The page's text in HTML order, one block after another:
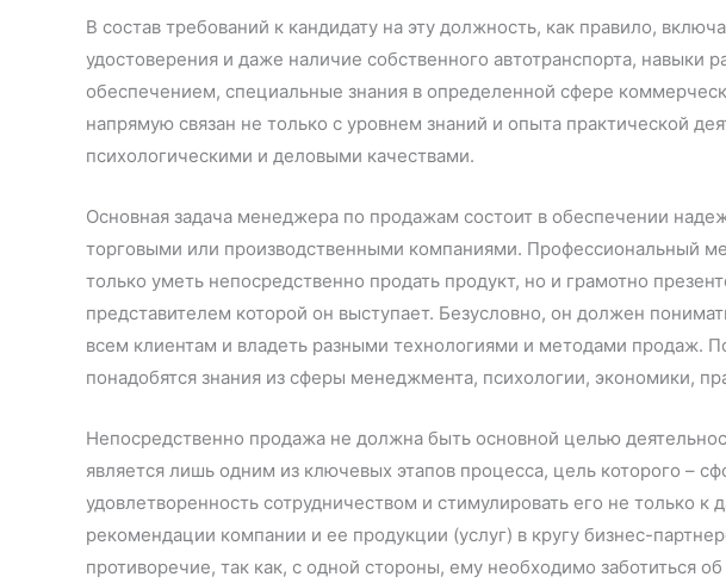
В состав требований к кандидату на эту должность, как правило,
удостоверения и даже наличие собственного автотранспорта,
обеспечением, специальные знания в определенной сфере
напрямую связан не только с уровнем знаний и опыта практической
психологическими и деловыми качествами.
Основная задача менеджера по продажам состоит в обеспечении
торговыми или производственными компаниями. Профессиональный
только уметь непосредственно продать продукт, но и грамотно
представителем которой он выступает. Безусловно, он должен
всем клиентам и владеть разными технологиями и методами продаж.
понадобятся знания из сферы менеджмента, психологии, экономики,
Непосредственно продажа не должна быть основной целью
является лишь одним из ключевых этапов процесса, цель которого –
удовлетворенность сотрудничеством и стимулировать его не только
рекомендации компании и ее продукции (услуг) в кругу бизнес-
противоречие, так как, с одной стороны, ему необходимо заботиться